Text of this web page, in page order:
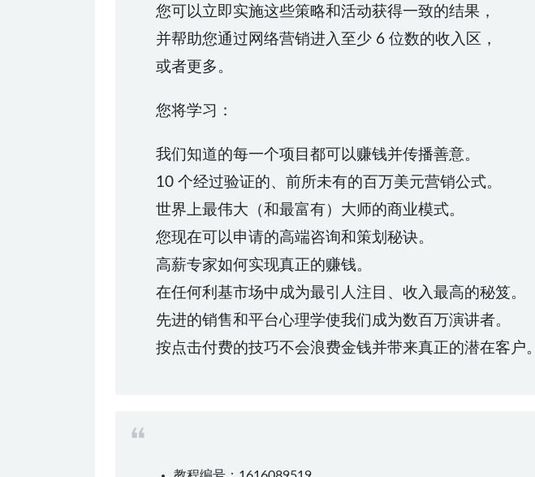
您可以立即实施这些策略和活动获得一致的结果，
并帮助您通过网络营销进入至少 6 位数的收入区，
或者更多。
您将学习：
我们知道的每一个项目都可以赚钱并传播善意。
10 个经过验证的、前所未有的百万美元营销公式。
世界上最伟大（和最富有）大师的商业模式。
您现在可以申请的高端咨询和策划秘诀。
高薪专家如何实现真正的赚钱。
在任何利基市场中成为最引人注目、收入最高的秘笈。
先进的销售和平台心理学使我们成为数百万演讲者。
按点击付费的技巧不会浪费金钱并带来真正的潜在客户。